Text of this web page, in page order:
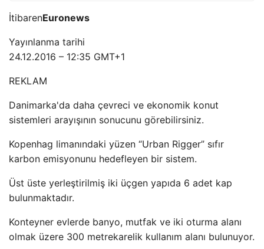
İtibarenEuronews
Yayınlanma tarihi
24.12.2016 – 12:35 GMT+1
REKLAM
Danimarka'da daha çevreci ve ekonomik konut
sistemleri arayışının sonucunu görebilirsiniz.
Kopenhag limanındaki yüzen “Urban Rigger” sıfır
karbon emisyonunu hedefleyen bir sistem.
Üst üste yerleştirilmiş iki üçgen yapıda 6 adet kap
bulunmaktadır.
Konteyner evlerde banyo, mutfak ve iki oturma alanı
olmak üzere 300 metrekarelik kullanım alanı bulunuyor.